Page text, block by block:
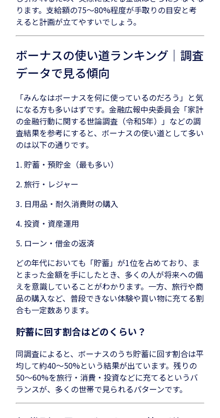
ります。支給額の75〜80%程度が手取りの目安と考
えると計画が立てやすいでしょう。
ボーナスの使い道ランキング｜調査
データで見る傾向
「みんなはボーナスを何に使っているのだろう」と気
になる方も多いはずです。金融広報中央委員会「家計
の金融行動に関する世論調査（令和5年）」などの調
査結果を参考にすると、ボーナスの使い道として多い
のは以下の通りです。
1. 貯蓄・預貯金（最も多い）
2. 旅行・レジャー
3. 日用品・耐久消費財の購入
4. 投資・資産運用
5. ローン・借金の返済
どの年代においても「貯蓄」が1位を占めており、ま
とまった金額を手にしたとき、多くの人が将来への備
えを意識していることがわかります。一方、旅行や商
品の購入など、普段できない体験や買い物に充てる割
合も一定数あります。
貯蓄に回す割合はどのくらい？
同調査によると、ボーナスのうち貯蓄に回す割合は平
均して約40〜50%という結果が出ています。残りの
50〜60%を旅行・消費・投資などに充てるというバ
ランスが、多くの世帯で見られるパターンです。